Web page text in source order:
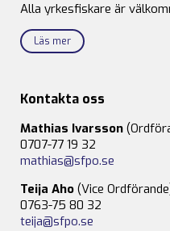
Alla yrkesfiskare är
Läs mer
Kontakta oss
Mathias Ivarsson
0707-77 19 32
mathias@sfpo.se
Teija Aho (Vice
0763-75 80 32
teija@sfpo.se